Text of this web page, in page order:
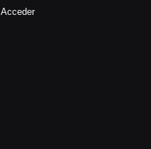
Acceder